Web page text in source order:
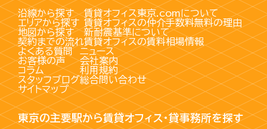
沿線から探す
エリアから探す
地図から探す
契約までの流れ
賃貸オフィス東京.comについて
賃貸オフィスの仲介手数料無料の理由
新耐震基準について
賃貸オフィスの賃料相場情報
よくある質問
お客様の声
コラム
スタッフブログ
サイトマップ
ニュース
会社案内
利用規約
総合問い合わせ
東京の主要駅から賃貸オフィス・貸事務所を探す